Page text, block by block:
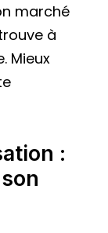
marché
à
Mieux
: